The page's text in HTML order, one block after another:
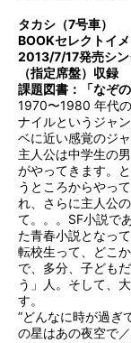
タカシ（7号車）
BOOKセレクトイ
2013/7/17発売シン
（指定席盤）収録
課題図書：「なぞ
1970〜1980 年代
ナイルというジャ
ベに近い感覚のジ
主人公は中学生の
がやってきます。
うところからやっ
れ、さらに主人公
て。。。SF小説で
た青春小説となって
転校生って、どこ
で、多分、子ども
う」人。そして、
す。
”どんなに時が過ぎ
の星はあの夜空で